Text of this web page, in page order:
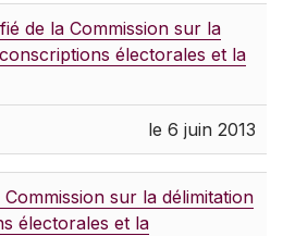
de la Commission sur la
électorales et la
le 6 juin 2013
sur la délimitation
électorales et la